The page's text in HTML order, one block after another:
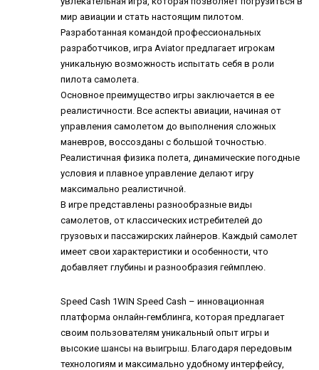
мир авиации и стать настоящим пилотом.
Разработанная командой профессиональных
разработчиков, игра Aviator предлагает игрокам
уникальную возможность испытать себя в роли
пилота самолета.
Основное преимущество игры заключается в ее
реалистичности. Все аспекты авиации, начиная от
управления самолетом до выполнения сложных
маневров, воссозданы с большой точностью.
Реалистичная физика полета, динамические погодные
условия и плавное управление делают игру
максимально реалистичной.
В игре представлены разнообразные виды
самолетов, от классических истребителей до
грузовых и пассажирских лайнеров. Каждый самолет
имеет свои характеристики и особенности, что
добавляет глубины и разнообразия геймплею.
Speed Cash 1WIN Speed Cash – инновационная
платформа онлайн-гемблинга, которая предлагает
своим пользователям уникальный опыт игры и
высокие шансы на выигрыш. Благодаря передовым
технологиям и максимально удобному интерфейсу,